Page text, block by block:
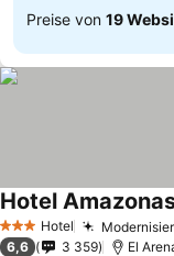
Preise von 19
3 SterneHotel
Hotel
6,6 3 359 El